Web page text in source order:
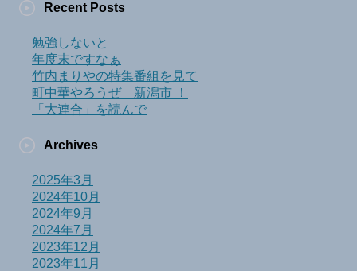
Recent Posts
勉強しないと
年度末ですなぁ
竹内まりやの特集番組を見て
町中華やろうぜ 新潟市 ！
「大連合」を読んで
Archives
2025年3月
2024年10月
2024年9月
2024年7月
2023年12月
2023年11月